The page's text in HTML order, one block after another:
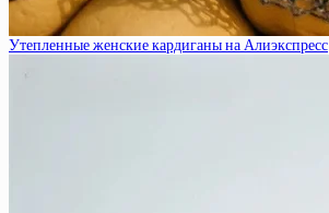
Утепленные женские кардиганы на Алиэкспресс